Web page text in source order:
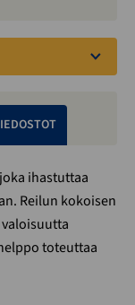
ihastuttaa
Reilun kokoisen
toteuttaa